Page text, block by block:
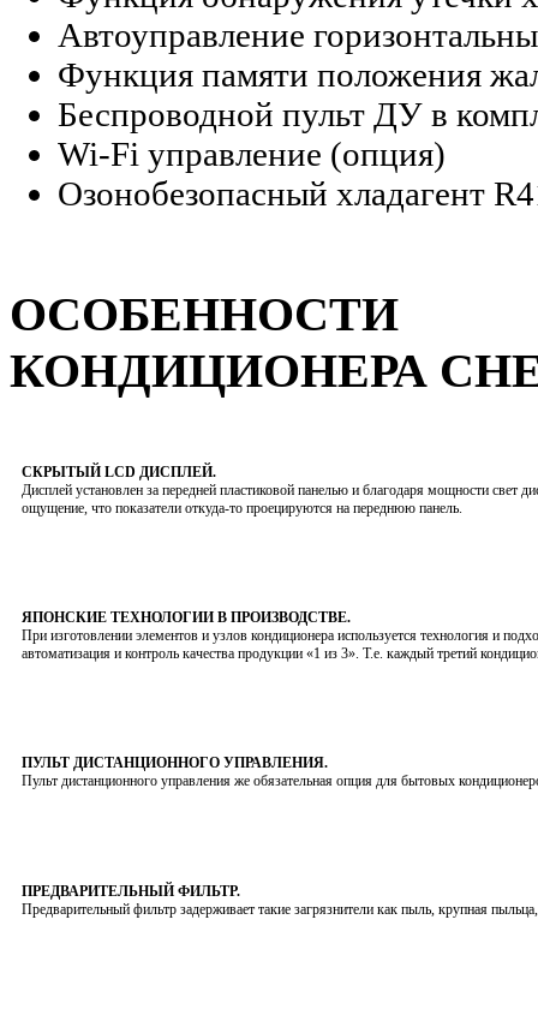
Автоуправление
Функция памяти положения
Беспроводной пульт ДУ в
Wi-Fi управление (опция)
Озонобезопасный хладагент
ОСОБЕННОСТИ
КОНДИЦИОНЕРА
СКРЫТЫЙ LCD ДИСПЛЕЙ.
Дисплей установлен за передней пластиковой панелью и благодаря мощности свет
ощущение, что показатели откуда-то проецируются на переднюю панель.
ЯПОНСКИЕ ТЕХНОЛОГИИ В ПРОИЗВОДСТВЕ.
При изготовлении элементов и узлов кондиционера используется технология и
автоматизация и контроль качества продукции «1 из 3». Т.е. каждый третий
ПУЛЬТ ДИСТАНЦИОННОГО УПРАВЛЕНИЯ.
Пульт дистанционного управления же обязательная опция для бытовых
ПРЕДВАРИТЕЛЬНЫЙ ФИЛЬТР.
Предварительный фильтр задерживает такие загрязнители как пыль, крупная